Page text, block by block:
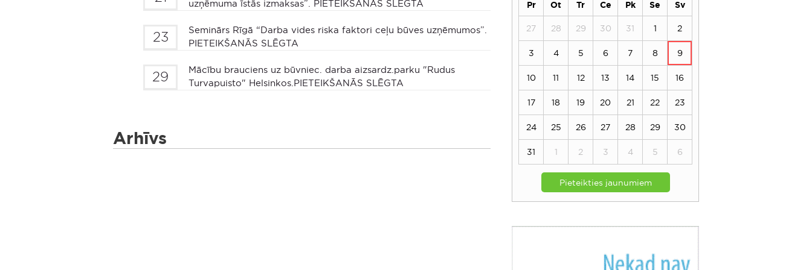
uzņēmuma īstās izmaksas”. PIETEIKŠANĀS SLĒGTA
23
Seminārs Rīgā “Darba vides riska faktori ceļu būves uzņēmumos”.
PIETEIKŠANĀS SLĒGTA
29
Mācību brauciens uz būvniec. darba aizsardz.parku "Rudus
Turvapuisto" Helsinkos.PIETEIKŠANĀS SLĒGTA
Arhīvs
Pr Ot Tr Ce Pk Se Sv
27 28 29 30 31 1 2
3 4 5 6 7 8 9
10 11 12 13 14 15 16
17 18 19 20 21 22 23
24 25 26 27 28 29 30
31 1 2 3 4 5 6
Pieteikties jaunumiem